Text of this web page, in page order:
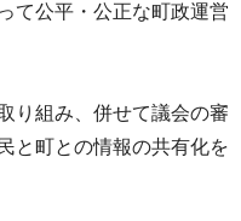
て公平・公正な町政運営
り組み、併せて議会の審
と町との情報の共有化を